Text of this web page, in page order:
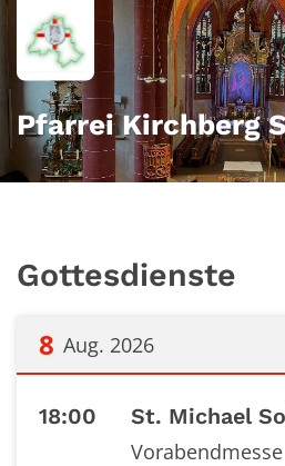
Zum Inhalt springen
Pfarrei Kirchberg
Gottesdienste
8 Aug. 2026
18:00 St. Michael
Vorabendmesse